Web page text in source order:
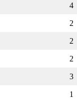
4
2
2
2
3
1